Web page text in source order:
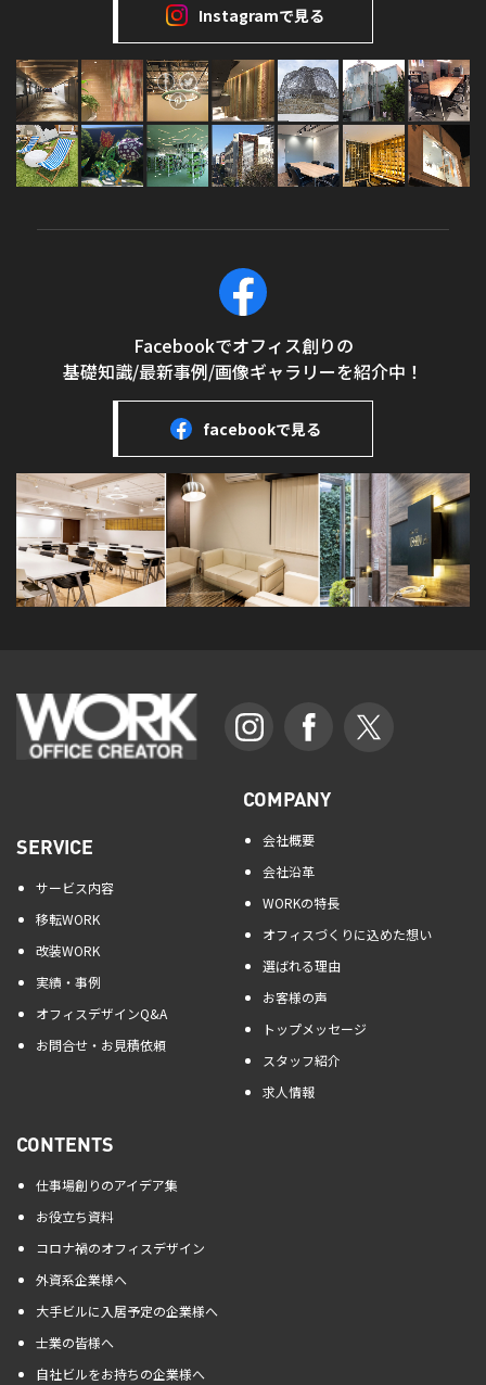
Instagramで見る
Facebookでオフィス創りの
基礎知識/最新事例/画像ギャラリーを紹介中！
facebookで見る
SERVICE
サービス内容
移転WORK
改装WORK
実績・事例
オフィスデザインQ&A
お問合せ・お見積依頼
COMPANY
会社概要
会社沿革
WORKの特長
オフィスづくりに込めた想い
選ばれる理由
お客様の声
トップメッセージ
スタッフ紹介
求人情報
CONTENTS
仕事場創りのアイデア集
お役立ち資料
コロナ禍のオフィスデザイン
外資系企業様へ
大手ビルに入居予定の企業様へ
士業の皆様へ
自社ビルをお持ちの企業様へ